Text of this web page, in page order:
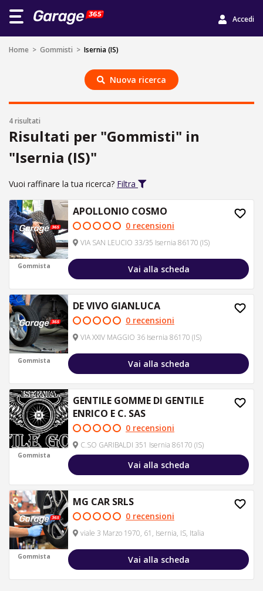
Accedi
Home > Gommisti > Isernia (IS)
Nuova ricerca
4 risultati
Risultati per "Gommisti" in
"Isernia (IS)"
Vuoi raffinare la tua ricerca? Filtra
Gommista
APOLLONIO COSMO
0 recensioni
VIA SAN LEUCIO 33/35 Isernia 86170 (IS)
Vai alla scheda
Gommista
DE VIVO GIANLUCA
0 recensioni
VIA XXIV MAGGIO 36 Isernia 86170 (IS)
Vai alla scheda
Gommista
GENTILE GOMME DI GENTILE
ENRICO E C. SAS
0 recensioni
C.SO GARIBALDI 351 Isernia 86170 (IS)
Vai alla scheda
Gommista
MG CAR SRLS
0 recensioni
viale 3 Marzo 1970, 61, Isernia, IS, Italia
Vai alla scheda